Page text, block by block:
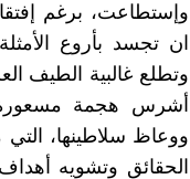
وإستطاعت، برغم
ان تجسد بأروع
وتطلع غالبية الطيف
أشرس هجمة مسعورة
ووعاظ سلاطينها،
الحقائق وتشويه